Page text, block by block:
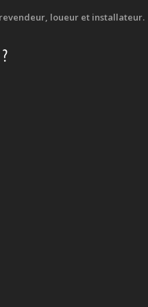
revendeur, loueur et installateur.